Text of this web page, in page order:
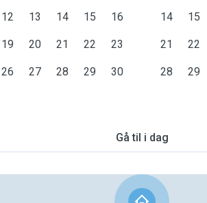
12 13 14 15 16
19 20 21 22 23
26 27 28 29 30
14 15
21 22
28 29
Gå til i dag